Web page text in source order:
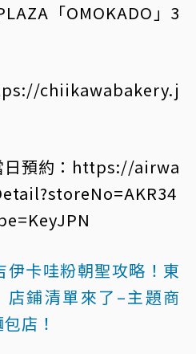
「OMOKADO」3
chiikawabakery.j
日預約：https://airwa
伊卡哇粉朝聖攻略！東
鋪清單來了–主題商
店！